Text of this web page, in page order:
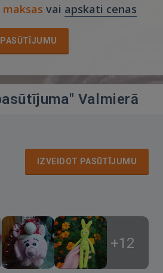
maksas vai apskati cenas
Valmierā
IZVEIDOT PASŪTĪJUMU
+12